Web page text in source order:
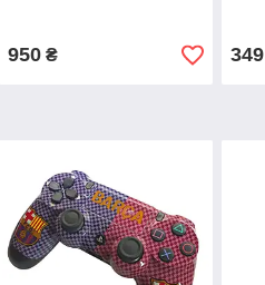
950₴ 349